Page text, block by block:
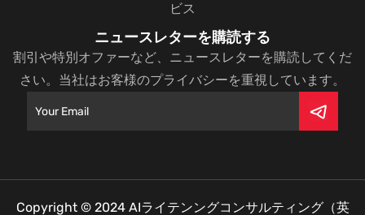
ビス
ニュースレターを購読する
割引や特別オファーなど、ニュースレターを購読してくだ
さい。当社はお客様のプライバシーを重視しています。
Copyright © 2024 AIライテンングコンサルティング（英